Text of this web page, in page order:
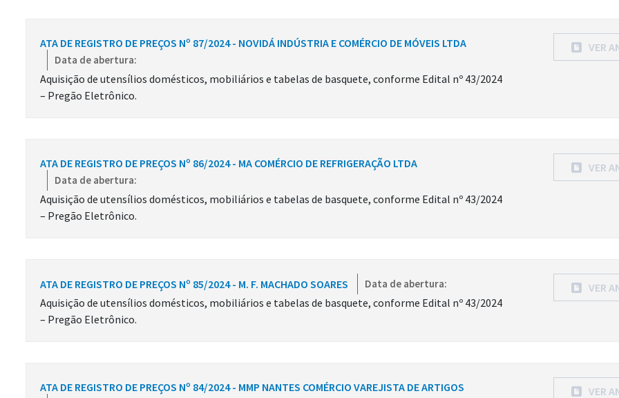
ATA DE REGISTRO DE PREÇOS Nº 87/2024 - NOVIDÁ INDÚSTRIA E COMÉRCIO DE MÓVEIS LTDA
Data de abertura:
Aquisição de utensílios domésticos, mobiliários e tabelas de basquete, conforme Edital nº 43/2024
– Pregão Eletrônico.
VER
ATA DE REGISTRO DE PREÇOS Nº 86/2024 - MA COMÉRCIO DE REFRIGERAÇÃO LTDA
Data de abertura:
Aquisição de utensílios domésticos, mobiliários e tabelas de basquete, conforme Edital nº 43/2024
– Pregão Eletrônico.
VER
ATA DE REGISTRO DE PREÇOS Nº 85/2024 - M. F. MACHADO SOARES Data de abertura:
Aquisição de utensílios domésticos, mobiliários e tabelas de basquete, conforme Edital nº 43/2024
– Pregão Eletrônico.
VER
ATA DE REGISTRO DE PREÇOS Nº 84/2024 - MMP NANTES COMÉRCIO VAREJISTA DE ARTIGOS VER